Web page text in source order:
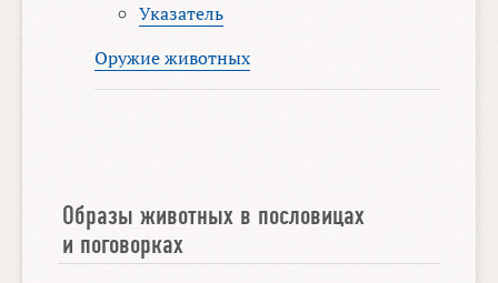
Указатель
Оружие животных
Образы животных в пословицах
и поговорках